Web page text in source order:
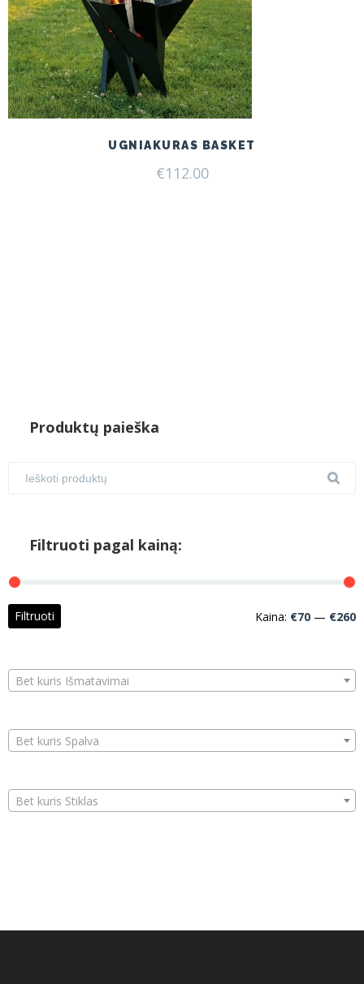
UGNIAKURAS BASKET
€112.00
Produktų paieška
Filtruoti pagal kainą:
Filtruoti Kaina: €70 — €260
Bet kuris Išmatavimai
Bet kuris Spalva
Bet kuris Stiklas